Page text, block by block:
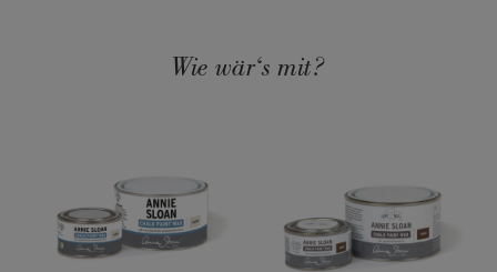
Wie wär‘s mit?